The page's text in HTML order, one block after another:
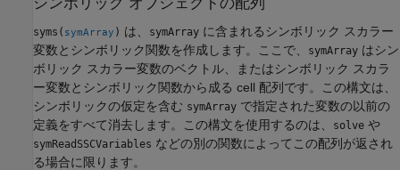
シンボリック オブジェクトの配列
syms( symArray ) は、 symArray に含まれるシンボリック スカラー
変数とシンボリック関数を作成します。ここで、
symArray はシン
ボリック スカラー変数のベクトル、またはシンボリック スカラ
ー変数とシンボリック関数から成る cell 配列です。この構文は、
シンボリックの仮定を含む symArray で指定された変数の以前の
定義をすべて消去します。この構文を使用するのは、
solve や
symReadSSCVariables などの別の関数によってこの配列が返され
る場合に限ります。